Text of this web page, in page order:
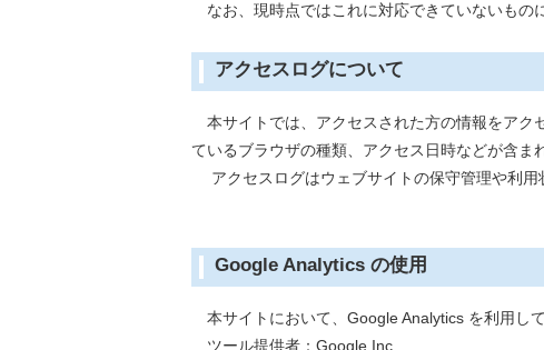
なお、現時点ではこれに対応できていないもの
アクセスログについて
本サイトでは、アクセスされた方の情報をアク
ているブラウザの種類、アクセス日時などが含ま
アクセスログはウェブサイトの保守管理や利用
Google Analytics の使用
本サイトにおいて、Google Analytics を利用し
ツール提供者： Google Inc.